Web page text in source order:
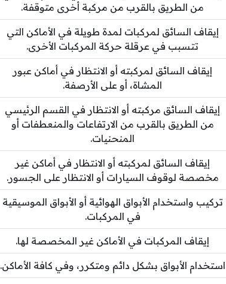
من الطريق بالقرب من مركبة أخرى متوقفة.
إيقاف السائق لمركبات لمدة طويلة في الأماكن التي
تتسبب في عرقلة حركة المركبات الأخرى.
إيقاف السائق لمركبته أو الانتظار في أماكن عبور
المشاة، أو على الأرصفة.
إيقاف السائق مركبته أو الانتظار في القسم الرئيسي
من الطريق بالقرب من الارتفاعات والمنعطفات أو
المنحنيات.
إيقاف السائق لمركبته أو الانتظار في أماكن غير
مخصصة لوقوف السيارات أو الانتظار على الجسور.
تركيب واستخدام الأبواق الهوائية أو الأبواق الموسيقية
في المركبات.
إيقاف المركبات في الأماكن غير المخصصة لها.
استخدام الأبواق بشكل دائم ومتكرر، وفي كافة الأماكن.